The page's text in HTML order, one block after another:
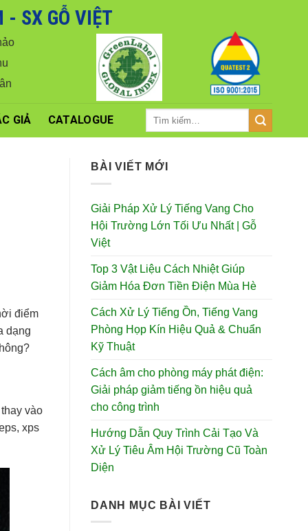
- SX GỖ VIỆT
GIẢ CATALOGUE
điểm
dạng
vào
xps
BÀI VIẾT MỚI
Giải Pháp Xử Lý Tiếng Vang Cho
Hội Trường Lớn Tối Ưu Nhất | Gỗ
Việt
Top 3 Vật Liệu Cách Nhiệt Giúp
Giảm Hóa Đơn Tiền Điện Mùa Hè
Cách Xử Lý Tiếng Ồn, Tiếng Vang
Phòng Họp Kín Hiệu Quả & Chuẩn
Kỹ Thuật
Cách âm cho phòng máy phát điện:
Giải pháp giảm tiếng ồn hiệu quả
cho công trình
Hướng Dẫn Quy Trình Cải Tạo Và
Xử Lý Tiêu Âm Hội Trường Cũ Toàn
Diện
DANH MỤC BÀI VIẾT
tốt nhất.